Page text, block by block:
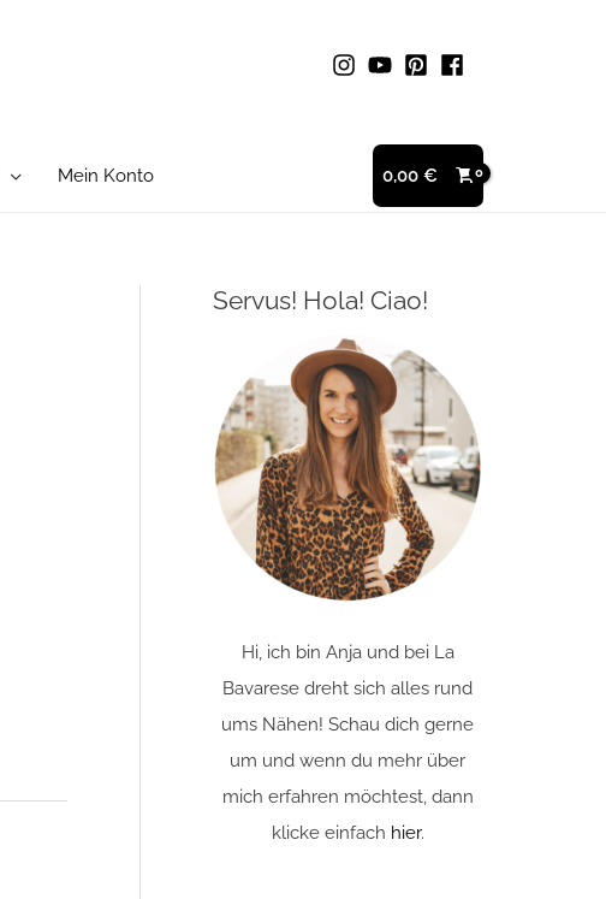
Mein Konto 0,00 €
Servus! Hola! Ciao!
Hi, ich bin Anja und bei La
Bavarese dreht sich alles rund
ums Nähen! Schau dich gerne
um und wenn du mehr über
mich erfahren möchtest, dann
klicke einfach hier.